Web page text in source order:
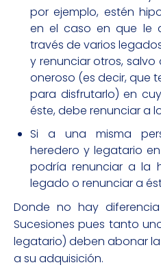
por ejemplo, estén
en el caso en que le
través de varios
y renunciar otros,
oneroso (es decir, que
para disfrutarlo) en
éste, debe renunciar a
Si a una misma
heredero y legatario
podría renunciar a la
legado o renunciar a
Donde no hay
Sucesiones pues tanto
legatario) deben abonar
a su adquisición.